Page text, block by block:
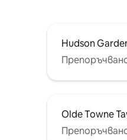
Hudson
Olde Towne